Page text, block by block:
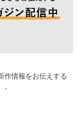
作情報をお伝えする